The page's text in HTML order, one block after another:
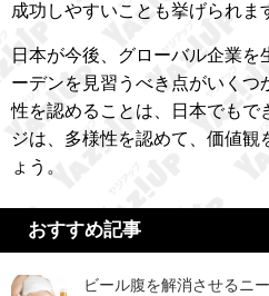
成功しやすいことも挙げられま
日本が今後、グローバル企業を
ーデンを見習うべき点がいくつ
性を認めることは、日本でもで
ジは、多様性を認めて、価値観
ょう。
おすすめ記事
ビール腹を解消させるニ